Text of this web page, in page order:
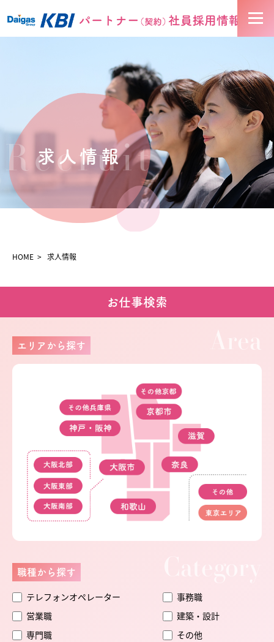
KBIについて
お仕事の流れ
Recruit
求人情報
HOME 求人情報
お仕事検索
エリアから探す
職種から探す
テレフォンオペレーター
事務職
営業職
建築・設計
専門職
その他